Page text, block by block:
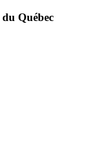
Québec